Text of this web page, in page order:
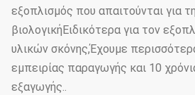
εξοπλισμός που απαιτούνται για τη
βιολογικήΕιδικότερα για τον
υλικών σκόνης,Έχουμε
εμπειρίας παραγωγής και 10
εξαγωγής..